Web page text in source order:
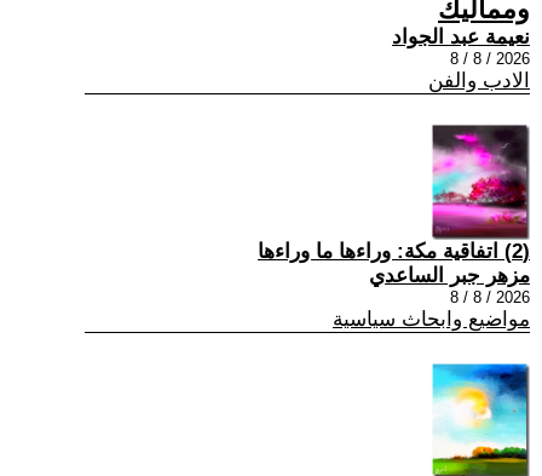
ومماليك
نعيمة عبد الجواد
2026 / 8 / 8
الادب والفن
(2) اتفاقية مكة: وراءها ما وراءها
مزهر جبر الساعدي
2026 / 8 / 8
مواضيع وابحاث سياسية